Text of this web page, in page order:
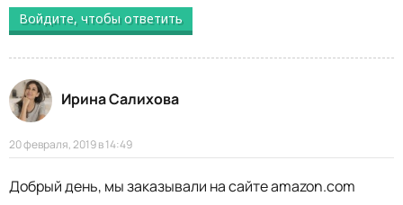
Войдите, чтобы ответить
Ирина Салихова
20 февраля, 2019 в 14:49
Добрый день, мы заказывали на сайте amazon.com